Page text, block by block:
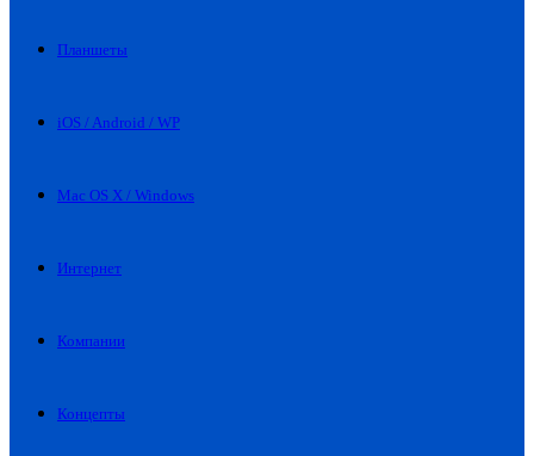
Планшеты
iOS / Android / WP
Mac OS X / Windows
Интернет
Компании
Концепты